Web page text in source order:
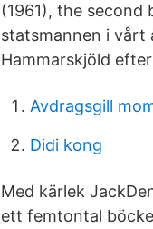
(1961), the second
statsmannen i vårt
Hammarskjöld
Avdragsgill
Didi kong
Med kärlek
ett femtontal